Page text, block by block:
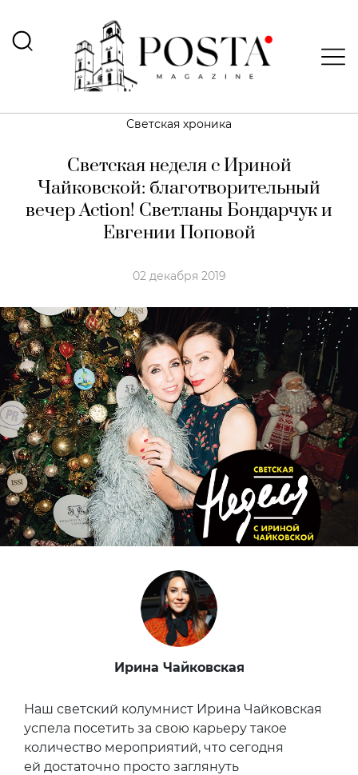
Светская хроника
Светская неделя с Ириной
Чайковской: благотворительный
вечер Action! Светланы Бондарчук и
Евгении Поповой
02 декабря 2019
Ирина Чайковская
Наш светский колумнист Ирина Чайковская
успела посетить за свою карьеру такое
количество мероприятий, что сегодня
ей достаточно просто заглянуть